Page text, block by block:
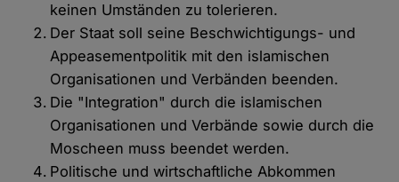
keinen Umständen zu tolerieren.
Der Staat soll seine Beschwichtigungs- und
Appeasementpolitik mit den islamischen
Organisationen und Verbänden beenden.
Die "Integration" durch die islamischen
Organisationen und Verbände sowie durch die
Moscheen muss beendet werden.
Politische und wirtschaftliche Abkommen